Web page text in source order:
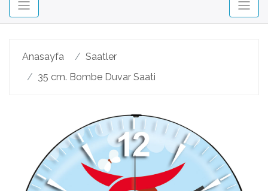
Anasayfa
Saatler
35 cm. Bombe Duvar Saati